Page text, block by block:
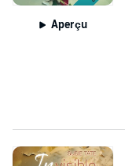
Aperçu